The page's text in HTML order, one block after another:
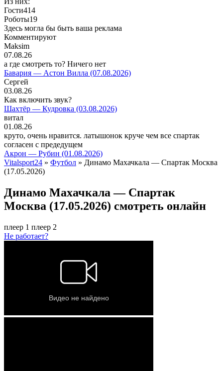
Гости414
Роботы19
Здесь могла бы быть ваша реклама
Комментируют
Maksim
07.08.26
а где смотреть то? Ничего нет
Бавария — Астон Вилла (07.08.2026)
Сергей
03.08.26
Как включить звук?
Шахтёр — Кудровка (03.08.2026)
витал
01.08.26
круто, очень нравится. латышонок круче чем все спартак
согласен с предедущем
Акрон — Рубин (01.08.2026)
Vitalsport24 » Футбол » Динамо Махачкала — Спартак Москва
(17.05.2026)
Динамо Махачкала — Спартак
Москва (17.05.2026) смотреть онлайн
плеер 1 плеер 2
Не работает?